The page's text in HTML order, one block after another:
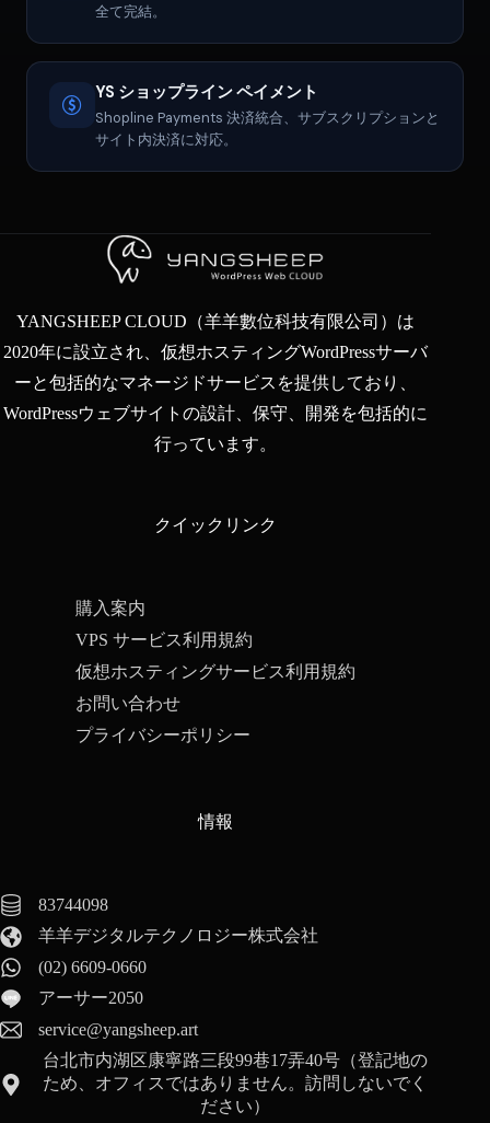
全て完結。
YS ショップライン ペイメント
Shopline Payments 決済統合、サブスクリプションと
サイト内決済に対応。
YANGSHEEP CLOUD（羊羊數位科技有限公司）は
2020年に設立され、仮想ホスティングWordPressサーバ
ーと包括的なマネージドサービスを提供しており、
WordPressウェブサイトの設計、保守、開発を包括的に
行っています。
クイックリンク
購入案内
VPS サービス利用規約
仮想ホスティングサービス利用規約
お問い合わせ
プライバシーポリシー
情報
83744098
羊羊デジタルテクノロジー株式会社
(02) 6609-0660
アーサー2050
service@yangsheep.art
台北市内湖区康寧路三段99巷17弄40号（登記地の
ため、オフィスではありません。訪問しないでく
ださい）